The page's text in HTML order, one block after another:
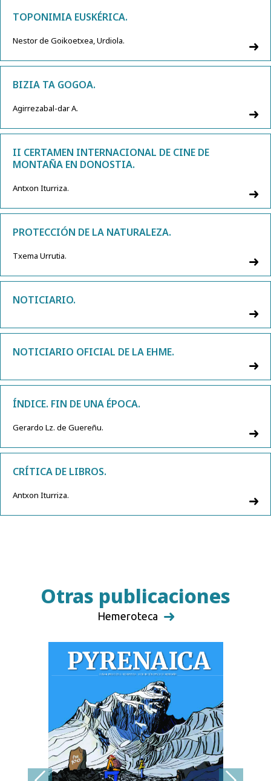
TOPONIMIA EUSKÉRICA.
Nestor de Goikoetxea, Urdiola.
BIZIA TA GOGOA.
Agirrezabal-dar A.
II CERTAMEN INTERNACIONAL DE CINE DE
MONTAÑA EN DONOSTIA.
Antxon Iturriza.
PROTECCIÓN DE LA NATURALEZA.
Txema Urrutia.
NOTICIARIO.
NOTICIARIO OFICIAL DE LA EHME.
ÍNDICE. FIN DE UNA ÉPOCA.
Gerardo Lz. de Guereñu.
CRÍTICA DE LIBROS.
Antxon Iturriza.
Otras publicaciones
Hemeroteca